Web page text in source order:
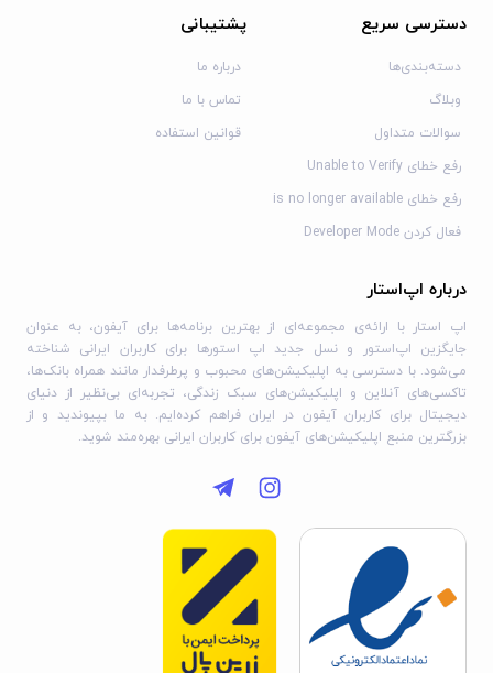
دسترسی سریع
دسته‌بندی‌ها
وبلاگ
سوالات متداول
رفع خطای Unable to Verify
رفع خطای is no longer available
فعال کردن Developer Mode
پشتیبانی
درباره ما
تماس با ما
قوانین استفاده
درباره اپ‌استار
اپ استار با ارائه‌ی مجموعه‌ای از بهترین برنامه‌ها برای آیفون، به عنوان
جایگزین اپ‌استور و نسل جدید اپ استورها برای کاربران ایرانی شناخته
می‌شود. با دسترسی به اپلیکیشن‌های محبوب و پرطرفدار مانند همراه بانک‌ها،
تاکسی‌های آنلاین و اپلیکیشن‌های سبک زندگی، تجربه‌ای بی‌نظیر از دنیای
دیجیتال برای کاربران آیفون در ایران فراهم کرده‌ایم. به ما بپیوندید و از
بزرگترین منبع اپلیکیشن‌های آیفون برای کاربران ایرانی بهره‌مند شوید.